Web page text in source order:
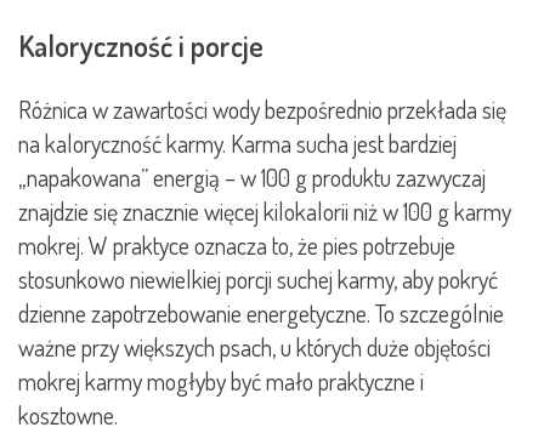
Kaloryczność i porcje
Różnica w zawartości wody bezpośrednio przekłada się
na kaloryczność karmy. Karma sucha jest bardziej
„napakowana” energią – w 100 g produktu zazwyczaj
znajdzie się znacznie więcej kilokalorii niż w 100 g karmy
mokrej. W praktyce oznacza to, że pies potrzebuje
stosunkowo niewielkiej porcji suchej karmy, aby pokryć
dzienne zapotrzebowanie energetyczne. To szczególnie
ważne przy większych psach, u których duże objętości
mokrej karmy mogłyby być mało praktyczne i
kosztowne.